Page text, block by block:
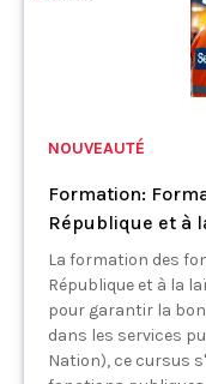
NOUVEAUTÉ
Formation:
République et à
La formation des
République et à la
pour garantir la
dans les services
Nation), ce cursus